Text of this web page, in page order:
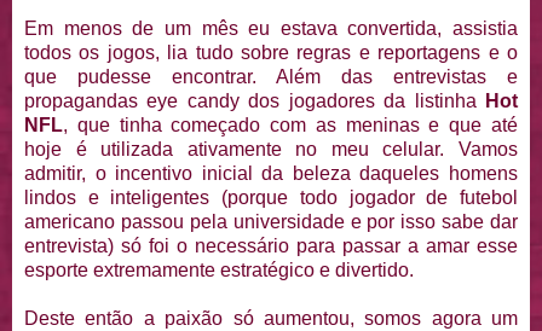
Em menos de um mês eu estava convertida, assistia
todos os jogos, lia tudo sobre regras e reportagens e o
que pudesse encontrar. Além das entrevistas e
propagandas eye candy dos jogadores da listinha Hot
NFL, que tinha começado com as meninas e que até
hoje é utilizada ativamente no meu celular. Vamos
admitir, o incentivo inicial da beleza daqueles homens
lindos e inteligentes (porque todo jogador de futebol
americano passou pela universidade e por isso sabe dar
entrevista) só foi o necessário para passar a amar esse
esporte extremamente estratégico e divertido.
Deste então a paixão só aumentou, somos agora um